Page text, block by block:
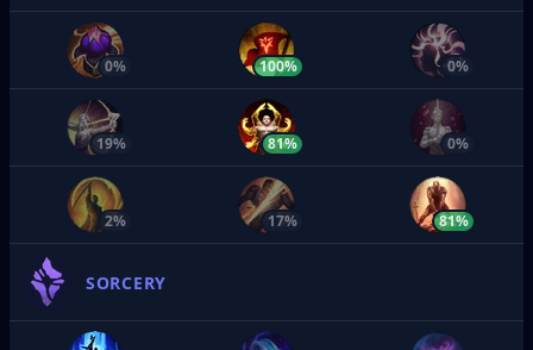
0% 100% 0%
19% 81% 0%
2% 17% 81%
SORCERY